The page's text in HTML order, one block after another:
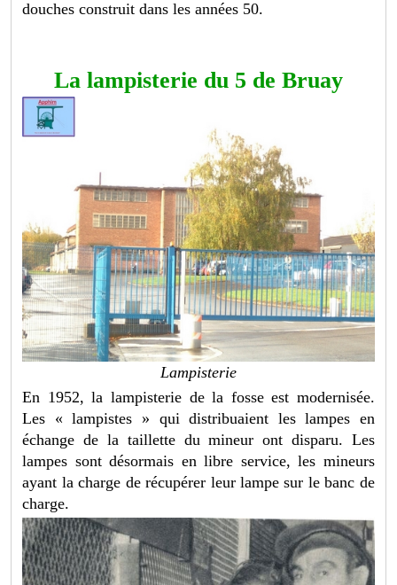
douches construit dans les années 50.
La lampisterie du 5 de Bruay
Lampisterie
En 1952, la lampisterie de la fosse est modernisée.
Les « lampistes » qui distribuaient les lampes en
échange de la taillette du mineur ont disparu. Les
lampes sont désormais en libre service, les mineurs
ayant la charge de récupérer leur lampe sur le banc de
charge.